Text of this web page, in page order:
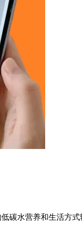
碳水营养和生活方